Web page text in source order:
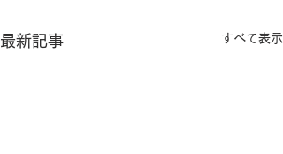
最新記事 すべて表示